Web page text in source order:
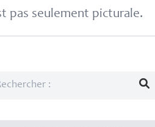
pas seulement picturale.